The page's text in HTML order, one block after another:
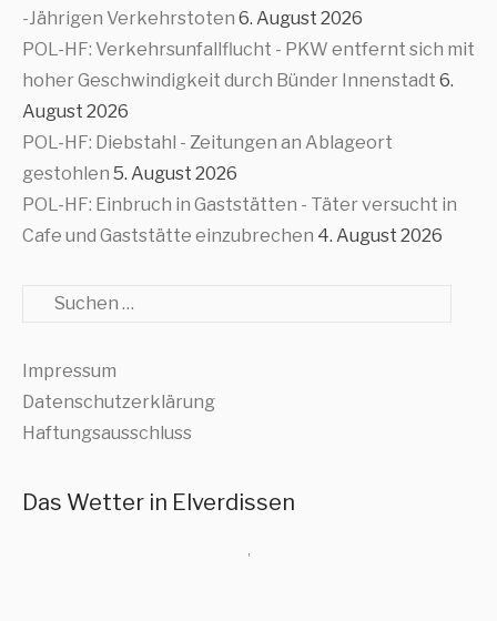
-Jährigen Verkehrstoten 6. August 2026
POL-HF: Verkehrsunfallflucht - PKW entfernt sich mit
hoher Geschwindigkeit durch Bünder Innenstadt 6.
August 2026
POL-HF: Diebstahl - Zeitungen an Ablageort
gestohlen 5. August 2026
POL-HF: Einbruch in Gaststätten - Täter versucht in
Cafe und Gaststätte einzubrechen 4. August 2026
Suche
Impressum
Datenschutzerklärung
Haftungsausschluss
Das Wetter in Elverdissen
,